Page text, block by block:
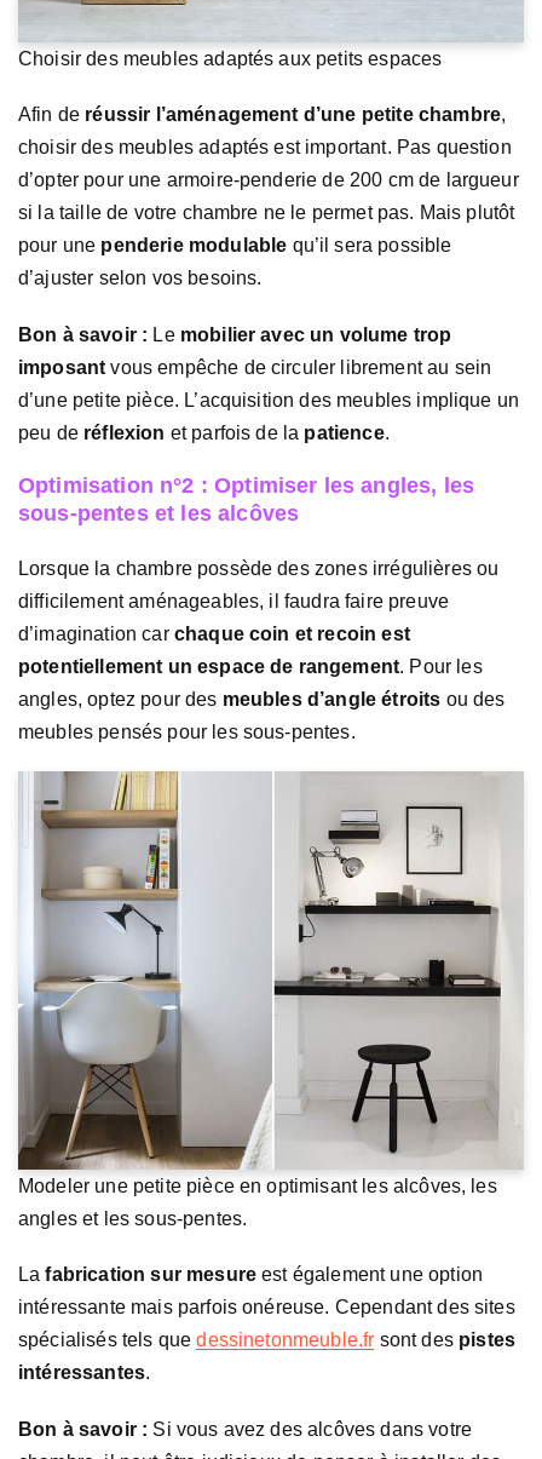
Choisir des meubles adaptés aux petits espaces
Afin de réussir l’aménagement d’une petite chambre,
choisir des meubles adaptés est important. Pas question
d’opter pour une armoire-penderie de 200 cm de largueur
si la taille de votre chambre ne le permet pas. Mais plutôt
pour une penderie modulable qu’il sera possible
d’ajuster selon vos besoins.
Bon à savoir : Le mobilier avec un volume trop
imposantvous empêche de circuler librement au sein
d’une petite pièce. L’acquisition des meubles implique un
peu de réflexion et parfois de la patience.
Optimisation n°2 : Optimiser les angles, les
sous-pentes et les alcôves
Lorsque la chambre possède des zones irrégulières ou
difficilement aménageables, il faudra faire preuve
d’imagination car chaque coin et recoin est
potentiellement un espace de rangement. Pour les
angles, optez pour des meubles d’angle étroits ou des
meubles pensés pour les sous-pentes.
Modeler une petite pièce en optimisant les alcôves, les
angles et les sous-pentes.
Lafabrication sur mesure est également une option
intéressante mais parfois onéreuse. Cependant des sites
spécialisés tels quedessinetonmeuble.fr sont des pistes
intéressantes.
Bon à savoir : Si vous avez des alcôves dans votre